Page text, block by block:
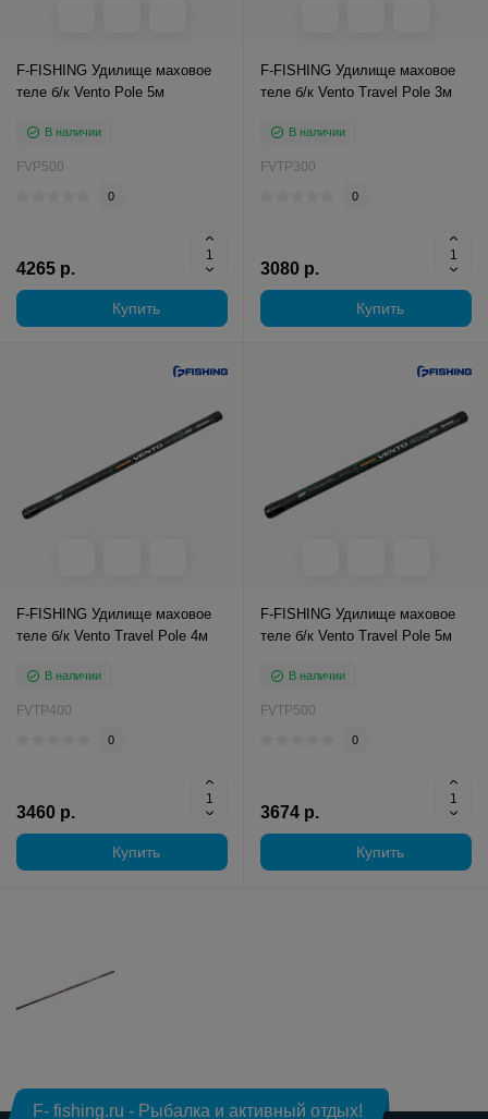
F-FISHING Удилище маховое
теле б/к Vento Pole 5м
В наличии
FVP500
0
4265 р.
Купить
F-FISHING Удилище маховое
теле б/к Vento Travel Pole 3м
В наличии
FVTP300
0
3080 р.
Купить
F-FISHING Удилище маховое
теле б/к Vento Travel Pole 4м
В наличии
FVTP400
0
3460 р.
Купить
F-FISHING Удилище маховое
теле б/к Vento Travel Pole 5м
В наличии
FVTP500
0
3674 р.
Купить
F- fishing.ru - Рыбалка и активный отдых!